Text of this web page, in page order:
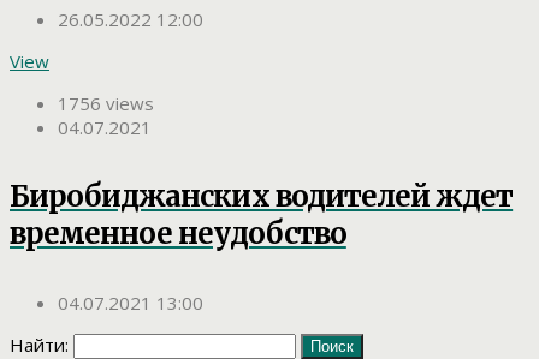
26.05.2022 12:00
View
1756 views
04.07.2021
Биробиджанских водителей ждет
временное неудобство
04.07.2021 13:00
Найти: